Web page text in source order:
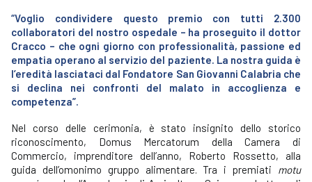
“Voglio condividere questo premio con tutti 2.300
collaboratori del nostro ospedale – ha proseguito il dottor
Cracco – che ogni giorno con professionalità, passione ed
empatia operano al servizio del paziente. La nostra guida è
l’eredità lasciataci dal Fondatore San Giovanni Calabria che
si declina nei confronti del malato in accoglienza e
competenza”.
Nel corso delle cerimonia, è stato insignito dello storico
riconoscimento, Domus Mercatorum della Camera di
Commercio, imprenditore dell’anno, Roberto Rossetto, alla
guida dell’omonimo gruppo alimentare. Tra i premiati motu